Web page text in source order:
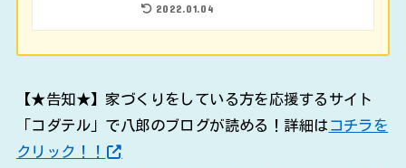
2022.01.04
【★告知★】家づくりをしている方を応援するサイト
「コダテル」で八郎のブログが読める！詳細は コチラを
クリック！！